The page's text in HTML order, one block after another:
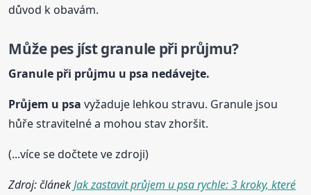
důvod k obavám.
Může pes jíst granule při průjmu?
Granule při průjmu u psa nedávejte.
Průjem u psa vyžaduje lehkou stravu. Granule jsou
hůře stravitelné a mohou stav zhoršit.
(...více se dočtete ve zdroji)
Zdroj: článekJak zastavit průjem u psa rychle: 3 kroky, které